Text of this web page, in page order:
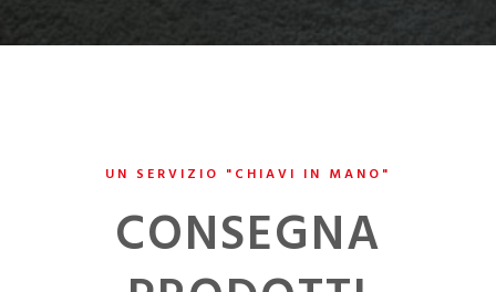
UN SERVIZIO "CHIAVI IN MANO"
CONSEGNA